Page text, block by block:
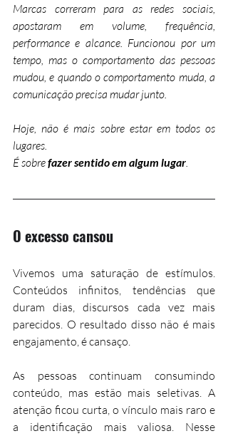
Marcas correram para as redes sociais,
apostaram em volume, frequência,
performance e alcance. Funcionou por um
tempo, mas o comportamento das pessoas
mudou, e quando o comportamento muda, a
comunicação precisa mudar junto.
Hoje, não é mais sobre estar em todos os
lugares.
É sobre fazer sentido em algum lugar.
O excesso cansou
Vivemos uma saturação de estímulos.
Conteúdos infinitos, tendências que
duram dias, discursos cada vez mais
parecidos. O resultado disso não é mais
engajamento, é cansaço.
As pessoas continuam consumindo
conteúdo, mas estão mais seletivas. A
atenção ficou curta, o vínculo mais raro e
a identificação mais valiosa. Nesse